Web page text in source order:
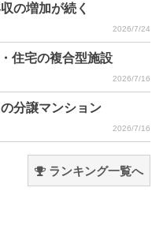
の増加が続く
2026/7/24
住宅の複合型施設
2026/7/16
分譲マンション
2026/7/16
ランキング一覧へ